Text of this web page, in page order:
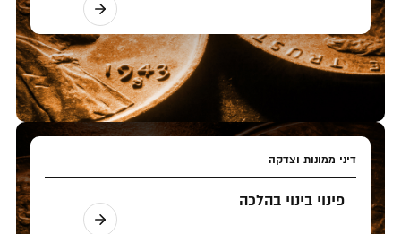
דיני ממונות וצדקה
פינוי בינוי בהלכה